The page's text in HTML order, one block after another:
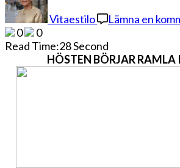
Vitaestilo Lämna en
0
0
Read Time:28 Second
HÖSTEN BÖRJAR RAMLA